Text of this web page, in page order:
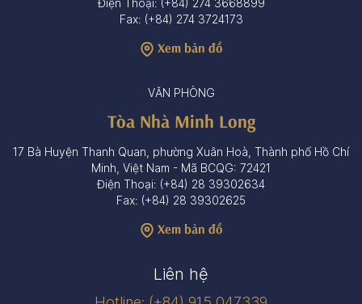
Điện Thoại: (+84) 274 3668899
Fax: (+84) 274 3724173
Xem bản đồ
VĂN PHÒNG
Tòa Nhà Minh Long
17 Bà Huyện Thanh Quan, phường Xuân Hoà, Thành phố Hồ Chí
Minh, Việt Nam - Mã BCQG: 72421
Điện Thoại: (+84) 28 39302634
Fax: (+84) 28 39302625
Xem bản đồ
Liên hệ